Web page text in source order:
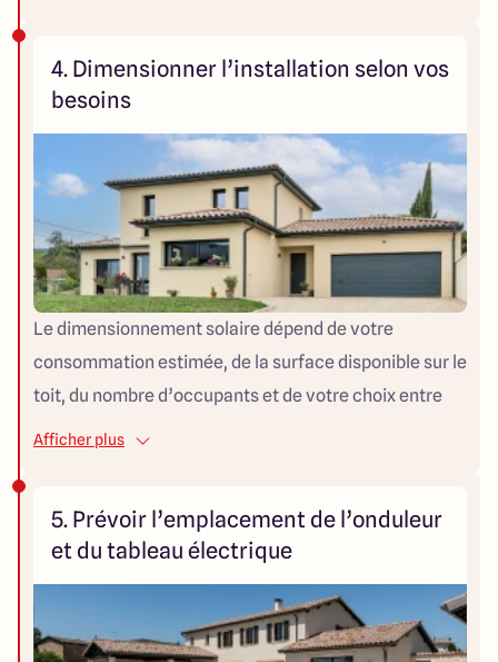
l’intégration n’est plus obligatoire pour obtenir des
aides, ce qui offre davantage de flexibilité.
4. Dimensionner l’installation selon vos
besoins
Le dimensionnement solaire dépend de votre
consommation estimée, de la surface disponible sur le
toit, du nombre d’occupants et de votre choix entre
autoconsommation ou revente du surplus. Un
Afficher plus
5. Prévoir l’emplacement de l’onduleur
et du tableau électrique